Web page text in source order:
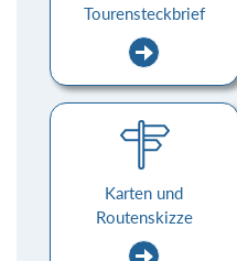
Tourensteckbrief
Karten und
Routenskizze